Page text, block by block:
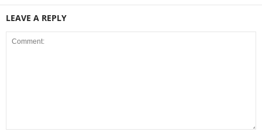
LEAVE A REPLY